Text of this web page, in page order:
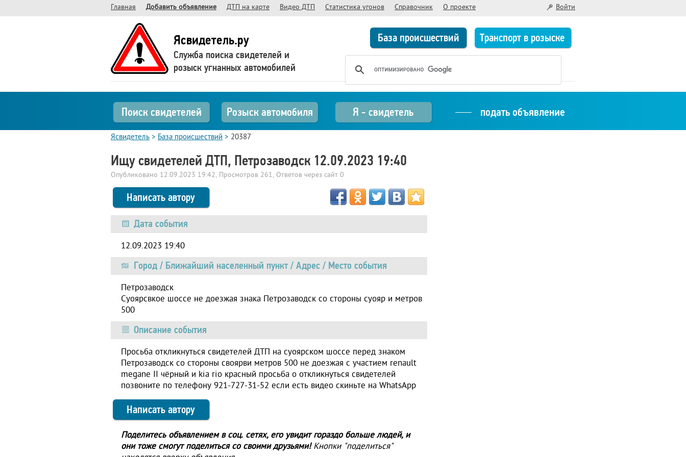
Главная Добавить объявление ДТП на карте Видео ДТП Статистика угонов Справочник О проекте Войти
Ясвидетель.ру
Служба поиска свидетелей и
розыск угнанных автомобилей
База происшествий Транспорт в розыске
Поиск свидетелей Розыск автомобиля Я - свидетель подать объявление
Ясвидетель > База происшествий > 20387
Ищу свидетелей ДТП, Петрозаводск 12.09.2023 19:40
Опубликовано 12.09.2023 19:42, Просмотров 261, Ответов через сайт 0
Написать автору
Дата события
12.09.2023 19:40
Город / Ближайший населенный пункт / Адрес / Место события
Петрозаводск
Суоярсвкое шоссе не доезжая знака Петрозаводск со стороны суояр и метров
500
Описание события
Просьба откликнуться свидетелей ДТП на суоярском шоссе перед знаком
Петрозаводск со стороны своярви метров 500 не доезжая с участием renault
megane II чёрный и kia rio красный просьба о откликнуться свидетелей
позвоните по телефону 921-727-31-52 если есть видео скиньте на WhatsApp
Написать автору
Поделитесь объявлением в соц. сетях, его увидит гораздо больше людей, и
они тоже смогут поделиться со своими друзьями!Кнопки "поделиться"